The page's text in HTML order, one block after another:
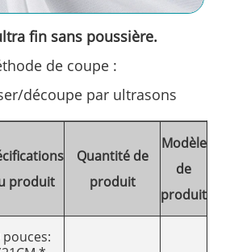
fin sans poussière.
de coupe :
découpe par ultrasons
produit
Quantité de
produit
Modèle
de
produit
pouces: